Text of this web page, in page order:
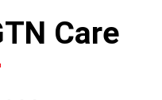
Care